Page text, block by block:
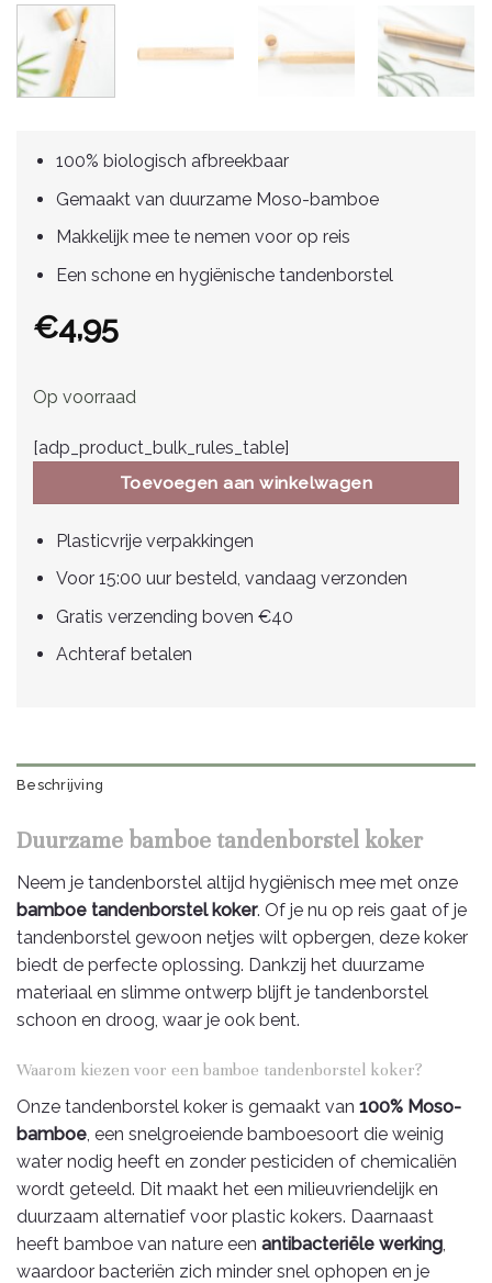
100% biologisch afbreekbaar
Gemaakt van duurzame Moso-bamboe
Makkelijk mee te nemen voor op reis
Een schone en hygiënische tandenborstel
€4,95
Op voorraad
[adp_product_bulk_rules_table]
Toevoegen aan winkelwagen
Plasticvrije verpakkingen
Voor 15:00 uur besteld, vandaag verzonden
Gratis verzending boven €40
Achteraf betalen
Beschrijving
Duurzame bamboe tandenborstel koker
Neem je tandenborstel altijd hygiënisch mee met onze
bamboe tandenborstel koker. Of je nu op reis gaat of je
tandenborstel gewoon netjes wilt opbergen, deze koker
biedt de perfecte oplossing. Dankzij het duurzame
materiaal en slimme ontwerp blijft je tandenborstel
schoon en droog, waar je ook bent.
Waarom kiezen voor een bamboe tandenborstel koker?
Onze tandenborstel koker is gemaakt van 100% Moso-
bamboe, een snelgroeiende bamboesoort die weinig
water nodig heeft en zonder pesticiden of chemicaliën
wordt geteeld. Dit maakt het een milieuvriendelijk en
duurzaam alternatief voor plastic kokers. Daarnaast
heeft bamboe van nature een antibacteriële werking,
waardoor bacteriën zich minder snel ophopen en je